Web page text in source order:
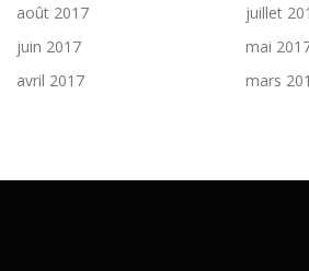
août 2017
juillet
juin 2017
mai
avril 2017
mars